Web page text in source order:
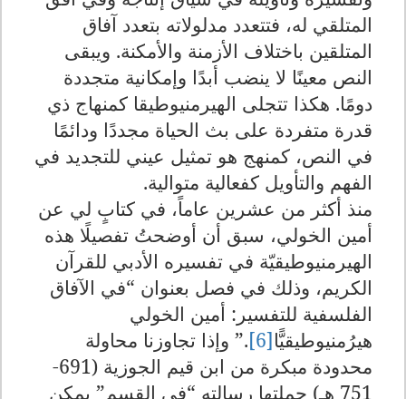
المتلقي له، فتتعدد مدلولاته بتعدد آفاق
المتلقين باختلاف الأزمنة والأمكنة. ويبقى
النص معينًا لا ينضب أبدًا وإمكانية متجددة
دومًا. هكذا تتجلى الهيرمنيوطيقا كمنهاج ذي
قدرة متفردة على بث الحياة مجددًا ودائمًا
في النص، كمنهج هو تمثيل عيني للتجديد في
الفهم والتأويل كفعالية متوالية.
منذ أكثر من عشرين عاماً، في كتابٍ لي عن
أمين الخولي، سبق أن أوضحتُ تفصيلًا هذه
الهيرمنيوطيقيّة في تفسيره الأدبي للقرآن
الكريم، وذلك في فصل بعنوان “في الآفاق
الفلسفية للتفسير: أمين الخولي
هيرُمنيوطيقيًّا
”.[6]
وإذا تجاوزنا محاولة
محدودة مبكرة من ابن قيم الجوزية (691-
751 هـ) حملتها رسالته
“في القسم” يمكن